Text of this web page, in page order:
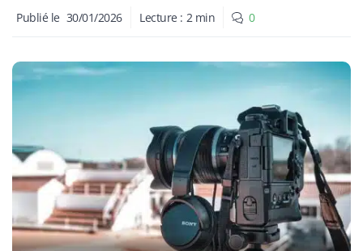
Publié le 30/01/2026 Lecture : 2 min 0